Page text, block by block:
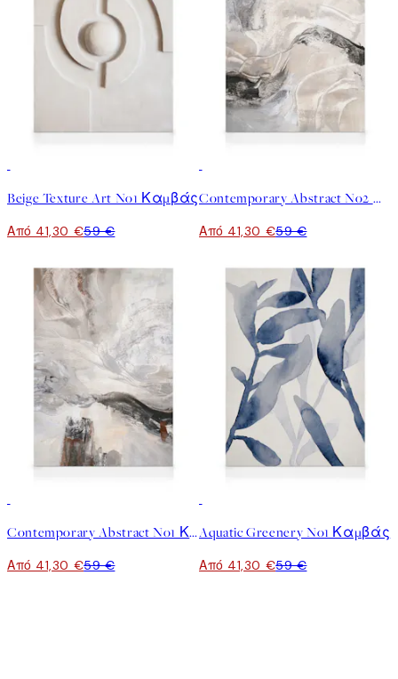
Beige Texture Art No1 Καμβάς
Από 41,30 €59 €
Contemporary Abstract No2 Καμβάς
Από 41,30 €59 €
Contemporary Abstract No1 Καμβάς
Από 41,30 €59 €
Aquatic Greenery No1 Καμβάς
Από 41,30 €59 €